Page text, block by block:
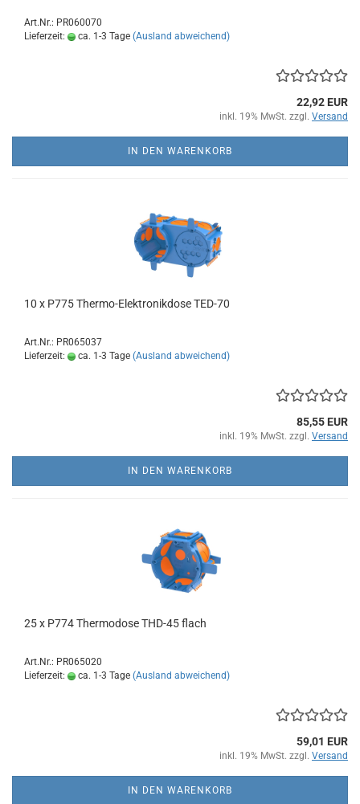
Art.Nr.: PR060070
Lieferzeit:
ca. 1-3 Tage (Ausland abweichend)
22,92 EUR
inkl. 19% MwSt. zzgl. Versand
IN DEN WARENKORB
10 x P775 Thermo-Elektronikdose TED-70
Art.Nr.: PR065037
Lieferzeit:
ca. 1-3 Tage (Ausland abweichend)
85,55 EUR
inkl. 19% MwSt. zzgl. Versand
IN DEN WARENKORB
25 x P774 Thermodose THD-45 flach
Art.Nr.: PR065020
Lieferzeit:
ca. 1-3 Tage (Ausland abweichend)
59,01 EUR
inkl. 19% MwSt. zzgl. Versand
IN DEN WARENKORB